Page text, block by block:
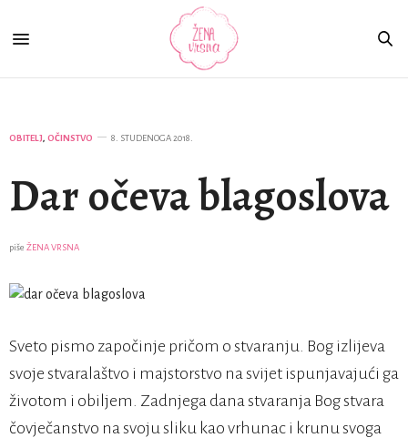
OBITELJ, OČINSTVO 8. STUDENOGA 2018.
Dar očeva blagoslova
piše ŽENA VRSNA
Sveto pismo započinje pričom o stvaranju. Bog izlijeva
svoje stvaralaštvo i majstorstvo na svijet ispunjavajući ga
životom i obiljem. Zadnjega dana stvaranja Bog stvara
čovječanstvo na svoju sliku kao vrhunac i krunu svoga